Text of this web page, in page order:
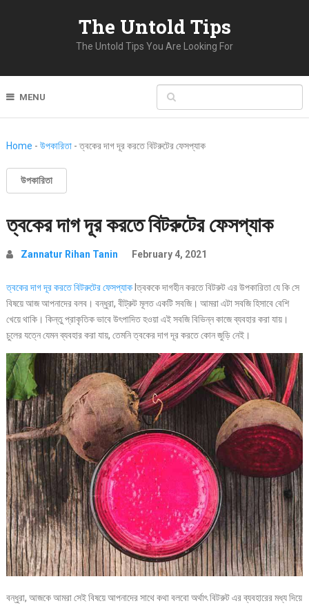
The Untold Tips
The Untold Tips You Are Looking For
MENU
Home - উপকারিতা-ত্বকের দাগ দূর করতে বিটরুটের ফেসপ্যাক
উপকারিতা
ত্বকের দাগ দূর করতে বিটরুটের ফেসপ্যাক
Zannatur Rihan Tanin February 4, 2021
ত্বকের দাগ দূর করতে বিটরুটের ফেসপ্যাকlত্বককে দাগহীন করতে বিটরুট এর উপকারিতা যে কি সে
বিষয়ে আজ আপনাদের বলব। বন্ধুরা, বীট্রুট মূলত একটি সবজি। আমরা এটা সবজি হিসাবে বেশি
খেয়ে থাকি। কিন্তু প্রাকৃতিক ভাবে উৎপাদিত হওয়া এই সবজি বিভিন্ন কাজে ব্যবহার করা যায়।
চুলের যত্নে যেমন ব্যবহার করা যায়, তেমনি ত্বকের দাগ দূর করতে কোন জুড়ি নেই।
বন্ধুরা, আজকে আমরা সেই বিষয়ে আপনাদের সাথে কথা বলবো অর্থাৎ বিটরুট এর ব্যবহারের মধ্য দিয়ে